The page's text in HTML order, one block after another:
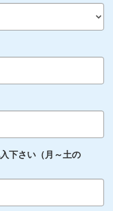
下さい（月～土の